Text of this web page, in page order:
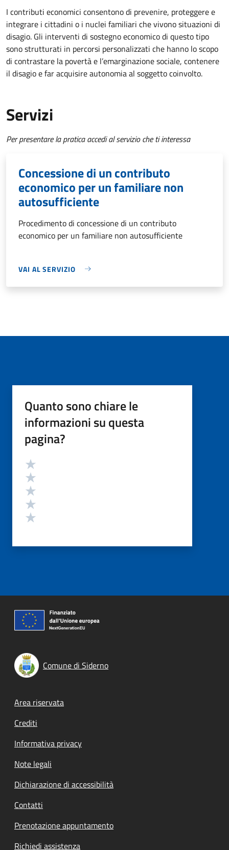
I contributi economici consentono di prevenire, proteggere e
integrare i cittadini o i nuclei familiari che vivono situazioni di
disagio. Gli interventi di sostegno economico di questo tipo
sono strutturati in percorsi personalizzati che hanno lo scopo
di contrastare la povertà e l’emarginazione sociale, contenere
il disagio e far acquisire autonomia al soggetto coinvolto.
Servizi
Per presentare la pratica accedi al servizio che ti interessa
Concessione di un contributo
economico per un familiare non
autosufficiente
Procedimento di concessione di un contributo
economico per un familiare non autosufficiente
VAI AL SERVIZIO
Quanto sono chiare le
informazioni su questa
pagina?
Valutazione
Comune di Siderno
Footer menu
Area riservata
Crediti
Informativa privacy
Note legali
Dichiarazione di accessibilità
Contatti
Prenotazione appuntamento
Richiedi assistenza